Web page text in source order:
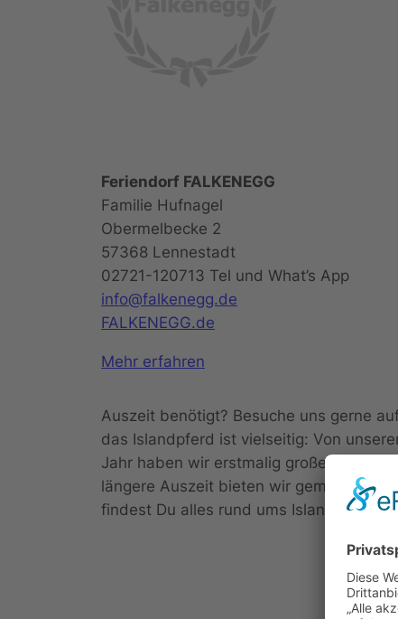
Feriendorf FALKENEGG
Familie Hufnagel
Obermelbecke 2
57368 Lennestadt
02721-120713 Tel und What’s App
info@falkenegg.de
FALKENEGG.de
Mehr erfahren
Auszeit benötigt? Besuche uns gerne
das Islandpferd ist vielseitig: Von
Jahr haben wir erstmalig große
längere Auszeit bieten wir gemütliche
findest Du alles rund ums Islandpferd